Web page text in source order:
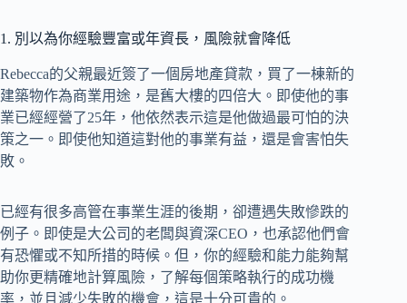
1. 別以為你經驗豐富或年資長，風險就會降低
Rebecca的父親最近簽了一個房地產貸款，買了一棟新的
建築物作為商業用途，是舊大樓的四倍大。即使他的事
業已經經營了25年，他依然表示這是他做過最可怕的決
策之一。即使他知道這對他的事業有益，還是會害怕失
敗。
已經有很多高管在事業生涯的後期，卻遭遇失敗慘跌的
例子。即使是大公司的老闆與資深CEO，也承認他們會
有恐懼或不知所措的時候。但，你的經驗和能力能夠幫
助你更精確地計算風險，了解每個策略執行的成功機
率，並且減少失敗的機會，這是十分可貴的。